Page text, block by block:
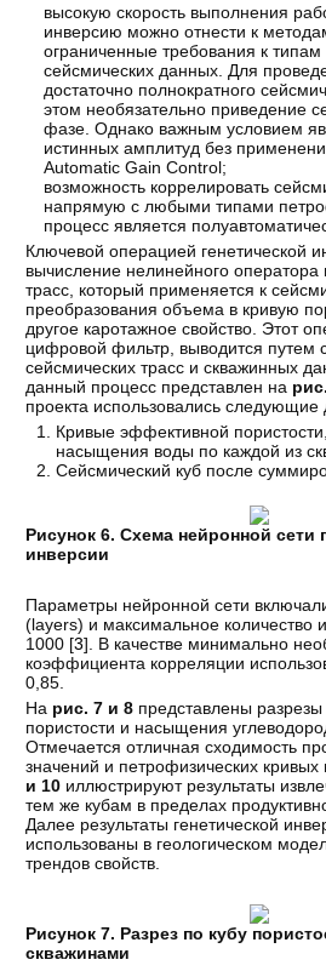
высокую скорость выполнения
инверсию можно отнести к
ограниченные требования к
сейсмических данных. Для
достаточно полнократного
этом необязательно приведение
фазе. Однако важным условием
истинных амплитуд без
Automatic Gain Control;
возможность коррелировать
напрямую с любыми типами
процесс является
Ключевой операцией генетической
вычисление нелинейного
трасс, который применяется к
преобразования объема в кривую
другое каротажное свойство. Этот
цифровой фильтр, выводится путем
сейсмических трасс и скважинных
данный процесс представлен на
проекта использовались следующие
Кривые эффективной
насыщения воды по каждой из
Сейсмический куб после
Рисунок 6. Схема нейронной сети
инверсии
Параметры нейронной сети
(layers) и максимальное количество
1000 [3]. В качестве минимально
коэффициента корреляции
0,85.
На рис. 7 и 8 представлены разрезы
пористости и насыщения
Отмечается отличная сходимость
значений и петрофизических кривых
и 10 иллюстрируют результаты
тем же кубам в пределах
Далее результаты генетической
использованы в геологическом
трендов свойств.
Рисунок 7. Разрез по кубу
скважинами